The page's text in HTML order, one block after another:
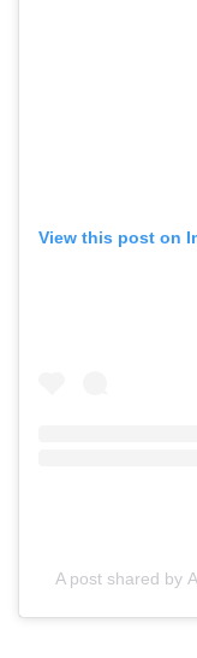
View this post on
A post shared by